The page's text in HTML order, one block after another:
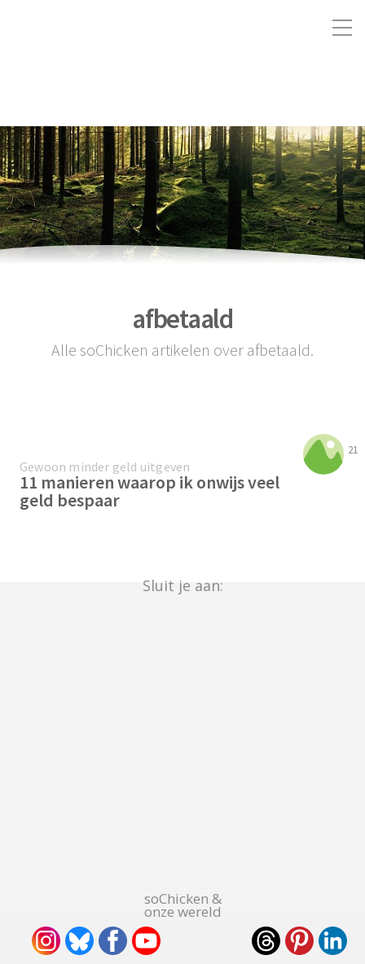
afbetaald
Alle soChicken artikelen over afbetaald.
21
Gewoon minder geld uitgeven
11 manieren waarop ik onwijs veel
geld bespaar
Sluit je aan:
soChicken &
onze wereld